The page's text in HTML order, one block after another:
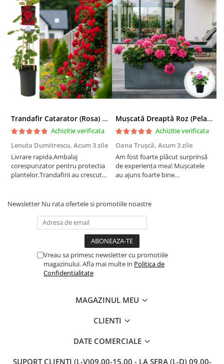
Trandafir Catarator (Rosa) Red Climber - 75cm
Achizitie verificata
Lenuta Dumitrescu, Acum 3 zile
Livrare rapida.Ambalaj
corespunzator pentru protectia
plantelor.Trandafirii au crescut
Mușcată Dreaptă Roz (Pelargonium Zonale)
Achizitie verificata
Oana Trușcă, Acum 3 zile
Am fost foarte plăcut surprinsă
de experiența mea! Mușcatele
au ajuns foarte bine
transportului. Se vede că au fost
Newsletter Nu rata ofertele si promotiile noastre
Vreau sa primesc newsletter cu promotiile
magazinului. Afla mai multe in Politica de
Confidentialitate
MAGAZINUL MEU
CLIENTI
DATE COMERCIALE
SUPORT CLIENTI (L-V)09.00-15.00 - LA SERA (L-D) 09.00-